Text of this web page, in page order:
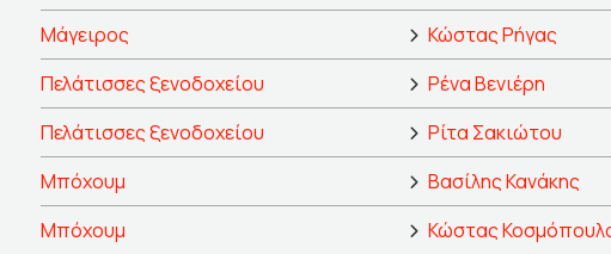
Μάγειρος
Κώστας Ρήγας
Πελάτισσες ξενοδοχείου
Ρένα Βενιέρη
Πελάτισσες ξενοδοχείου
Ρίτα Σακιώτου
Μπόχουμ
Βασίλης Κανάκης
Μπόχουμ
Κώστας